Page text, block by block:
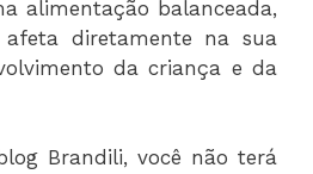
alimentação balanceada,
diretamente na sua
da criança e da
Brandili, você não terá